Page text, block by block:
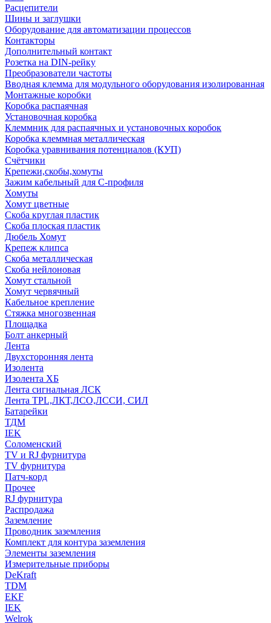
Расцепители
Шины и заглушки
Оборудование для автоматизации процессов
Контакторы
Дополнительный контакт
Розетка на DIN-рейку
Преобразователи частоты
Вводная клемма для модульного оборудования изолированная
Монтажные коробки
Коробка распаячная
Установочная коробка
Клеммник для распаячных и установочных коробок
Коробка клеммная металлическая
Коробка уравнивания потенциалов (КУП)
Счётчики
Крепежи,скобы,хомуты
Зажим кабельный для С-профиля
Хомуты
Хомут цветные
Скоба круглая пластик
Скоба плоская пластик
Дюбель Хомут
Крепеж клипса
Скоба металлическая
Скоба нейлоновая
Хомут стальной
Хомут червячный
Кабельное крепление
Стяжка многозвенная
Площадка
Болт анкерный
Лента
Двухсторонняя лента
Изолента
Изолента ХБ
Лента сигнальная ЛСК
Лента TPL,ЛКТ,ЛСО,ЛССИ, СИЛ
Батарейки
ТДМ
IEK
Соломенский
TV и RJ фурнитура
TV фурнитура
Патч-корд
Прочее
RJ фурнитура
Распродажа
Заземление
Проводник заземления
Комплект для контура заземления
Элементы заземления
Измерительные приборы
DeKraft
TDM
EKF
IEK
Welrok